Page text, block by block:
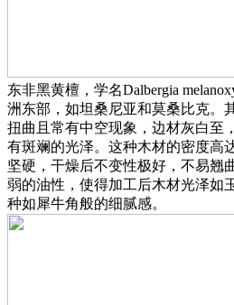
东非黑黄檀，学名Dalbergia
洲东部，如坦桑尼亚和莫桑比克。
扭曲且常有中空现象，边材灰白至
有斑斓的光泽。这种木材的密度高
坚硬，干燥后不变性极好，不易翘
弱的油性，使得加工后木材光泽如
种如犀牛角般的细腻感。